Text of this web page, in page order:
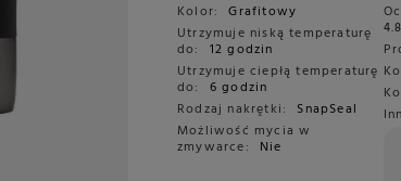
Kolor: Grafitowy
Utrzymuje niską temperaturę
do: 12 godzin
Utrzymuje ciepłą temperaturę
do: 6 godzin
Rodzaj nakrętki: SnapSeal
Możliwość mycia w
zmywarce: Nie